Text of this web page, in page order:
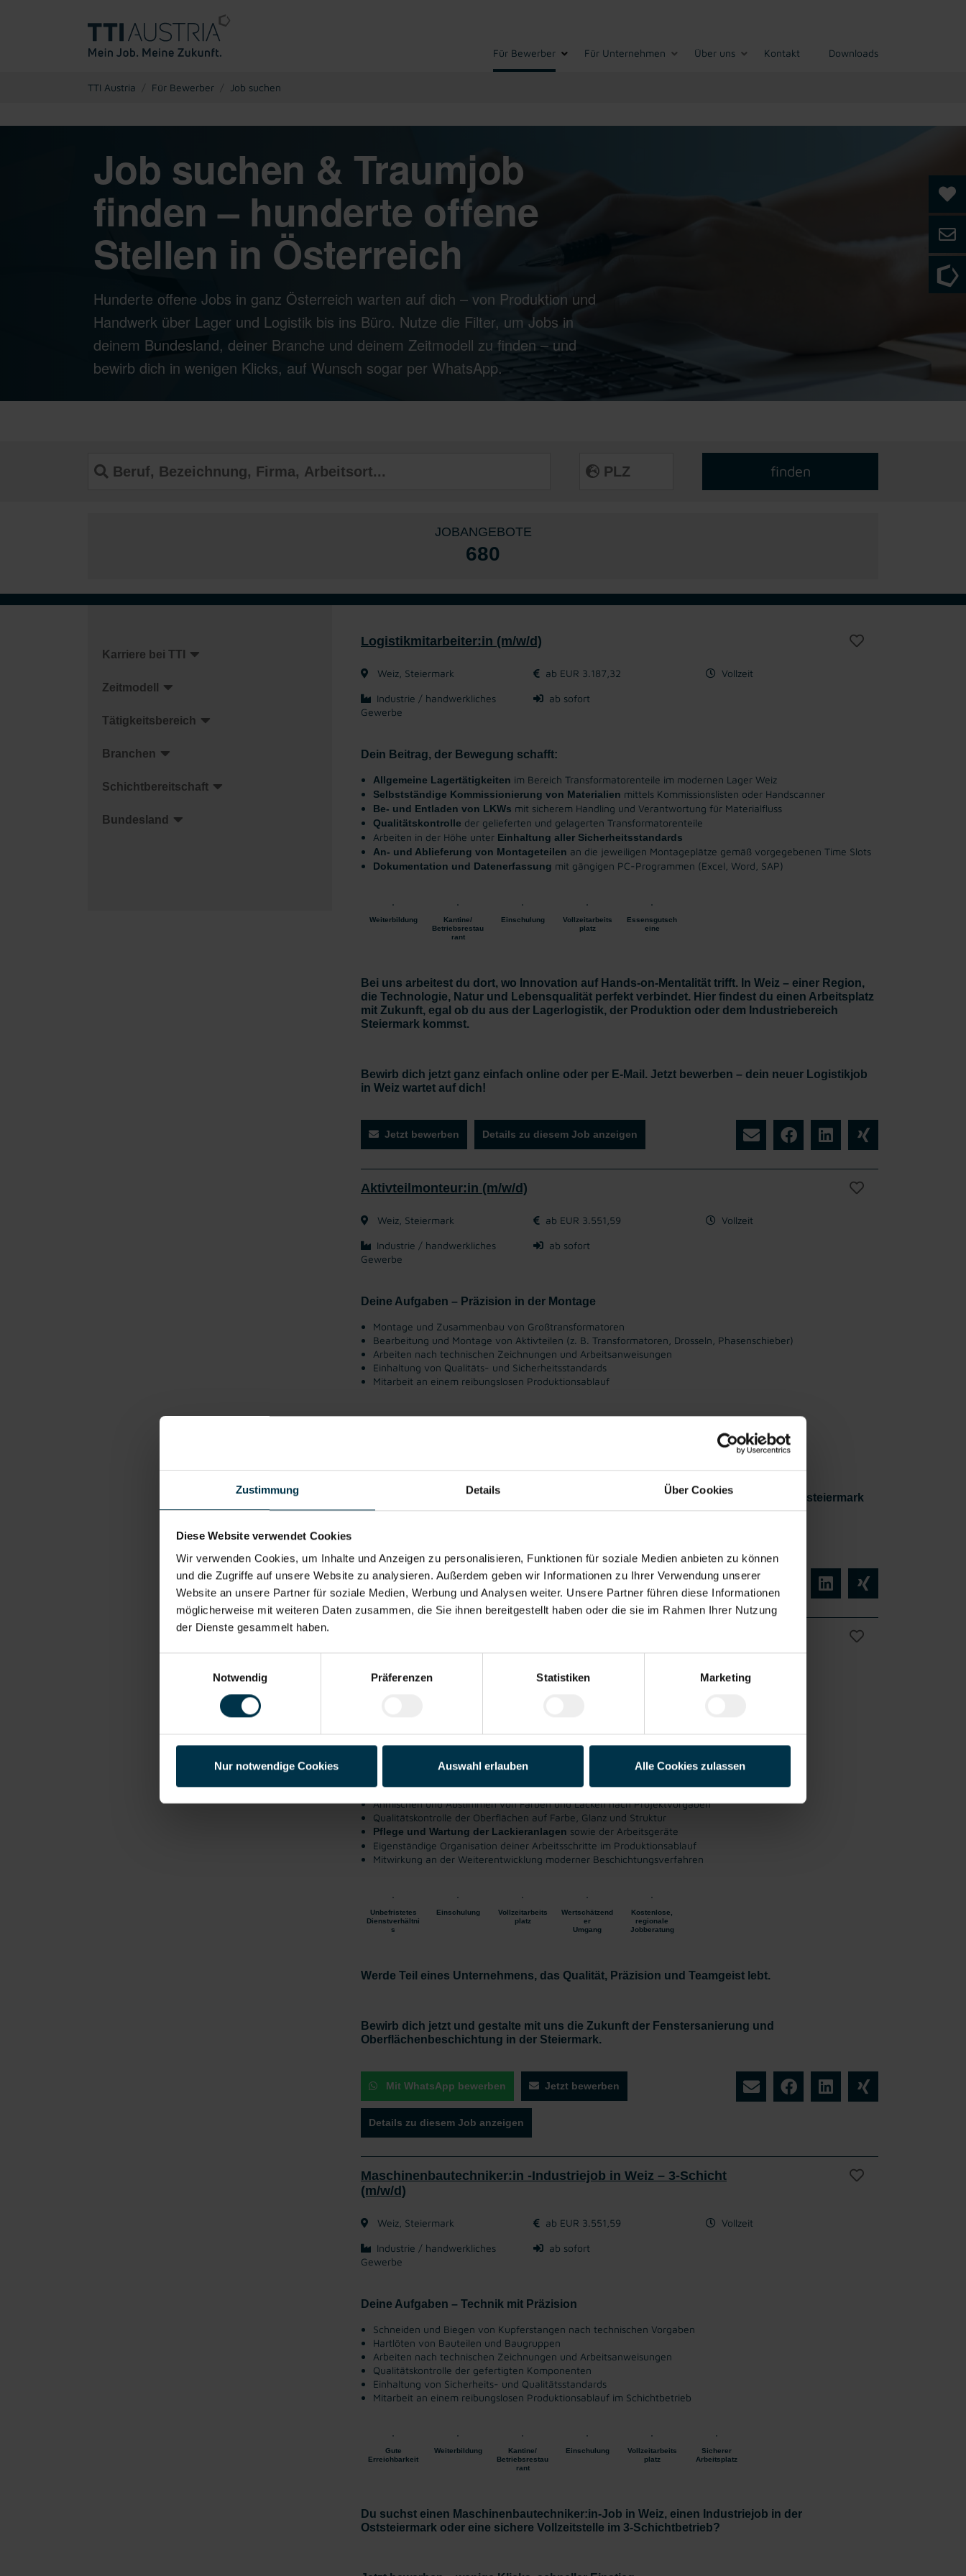
Zustimmung Details Über Cookies
Diese Website verwendet Cookies
Wir verwenden Cookies, um Inhalte und Anzeigen zu personalisieren, Funktionen für soziale Medien anbieten zu können
und die Zugriffe auf unsere Website zu analysieren. Außerdem geben wir Informationen zu Ihrer Verwendung unserer
Website an unsere Partner für soziale Medien, Werbung und Analysen weiter. Unsere Partner führen diese Informationen
möglicherweise mit weiteren Daten zusammen, die Sie ihnen bereitgestellt haben oder die sie im Rahmen Ihrer Nutzung
der Dienste gesammelt haben.
Notwendig
Präferenzen Statistiken Marketing
Nur notwendige Cookies Auswahl erlauben Alle Cookies zulassen
Für Bewerber Für Unternehmen Über uns Kontakt Downloads
TTI Austria Für Bewerber Job suchen
Job suchen & Traumjob
finden – hunderte offene
Stellen in Österreich
Hunderte offene Jobs in ganz Österreich warten auf dich – von Produktion und
Handwerk über Lager und Logistik bis ins Büro. Nutze die Filter, um Jobs in
deinem Bundesland, deiner Branche und deinem Zeitmodell zu finden – und
bewirb dich in wenigen Klicks, auf Wunsch sogar per WhatsApp.
JOBANGEBOTE
680
Karriere bei TTI
Zeitmodell
Tätigkeitsbereich
Branchen
Schichtbereitschaft
Bundesland
Logistikmitarbeiter:in (m/w/d)
Weiz, Steiermark ab EUR 3.187,32 Vollzeit
Industrie / handwerkliches
Gewerbe
ab sofort
Dein Beitrag, der Bewegung schafft:
Allgemeine Lagertätigkeiten im Bereich Transformatorenteile im modernen Lager Weiz
Selbstständige Kommissionierung von Materialien mittels Kommissionslisten oder Handscanner
Be- und Entladen von LKWs mit sicherem Handling und Verantwortung für Materialfluss
Qualitätskontrolle der gelieferten und gelagerten Transformatorenteile
Arbeiten in der Höhe unter Einhaltung aller Sicherheitsstandards
An- und Ablieferung von Montageteilen an die jeweiligen Montageplätze gemäß vorgegebenen Time Slots
Dokumentation und Datenerfassung mit gängigen PC-Programmen (Excel, Word, SAP)
Weiterbildung
Kantine/
Betriebsrestau
rant
Einschulung
Vollzeitarbeits
platz
Essensgutsch
eine
Bei uns arbeitest du dort, wo Innovation auf Hands-on-Mentalität trifft. In Weiz – einer Region,
die Technologie, Natur und Lebensqualität perfekt verbindet. Hier findest du einen Arbeitsplatz
mit Zukunft, egal ob du aus der Lagerlogistik, der Produktion oder dem Industriebereich
Steiermark kommst.
Bewirb dich jetzt ganz einfach online oder per E-Mail. Jetzt bewerben – dein neuer Logistikjob
in Weiz wartet auf dich!
Jetzt bewerben Details zu diesem Job anzeigen
Aktivteilmonteur:in (m/w/d)
Weiz, Steiermark ab EUR 3.551,59 Vollzeit
Industrie / handwerkliches
Gewerbe
ab sofort
Deine Aufgaben – Präzision in der Montage
Montage und Zusammenbau von Großtransformatoren
Bearbeitung und Montage von Aktivteilen (z. B. Transformatoren, Drosseln, Phasenschieber)
Arbeiten nach technischen Zeichnungen und Arbeitsanweisungen
Einhaltung von Qualitäts- und Sicherheitsstandards
Mitarbeit an einem reibungslosen Produktionsablauf
Montagejob in Gleisdorf Umgebung , einenIndustriejob in der Oststeiermark
oder einesichere Vollzeitstelle mit Zukunft?
Jetzt bewerben Details zu diesem Job anzeigen
Dein Beitrag, der Glanz verleiht:
Vorbereitung der Werkstücke(Schleifen, Grundieren, Reinigen)
Anmischen und Abstimmen von Farben und Lacken nach Projektvorgaben
Qualitätskontrolle der Oberflächen auf Farbe, Glanz und Struktur
Pflege und Wartung der Lackieranlagen sowie der Arbeitsgeräte
Eigenständige Organisation deiner Arbeitsschritte im Produktionsablauf
Mitwirkung an der Weiterentwicklung moderner Beschichtungsverfahren
Unbefristetes
Dienstverhältni
s
Einschulung
Vollzeitarbeits
platz
Wertschätzend
er
Umgang
Kostenlose,
regionale
Jobberatung
Werde Teil eines Unternehmens, das Qualität, Präzision und Teamgeist lebt.
Bewirb dich jetzt und gestalte mit uns die Zukunft der Fenstersanierung und
Oberflächenbeschichtung in der Steiermark.
Mit WhatsApp bewerben Jetzt bewerben
Details zu diesem Job anzeigen
Maschinenbautechniker:in -Industriejob in Weiz – 3-Schicht
(m/w/d)
Weiz, Steiermark ab EUR 3.551,59 Vollzeit
Industrie / handwerkliches
Gewerbe
ab sofort
Deine Aufgaben – Technik mit Präzision
Schneiden und Biegen von Kupferstangen nach technischen Vorgaben
Hartlöten von Bauteilen und Baugruppen
Arbeiten nach technischen Zeichnungen und Arbeitsanweisungen
Qualitätskontrolle der gefertigten Komponenten
Einhaltung von Sicherheits- und Qualitätsstandards
Mitarbeit an einem reibungslosen Produktionsablauf im Schichtbetrieb
Gute
Erreichbarkeit
Weiterbildung
Kantine/
Betriebsrestau
rant
Einschulung
Vollzeitarbeits
platz
Sicherer
Arbeitsplatz
Du suchst einen Maschinenbautechniker:in-Job in Weiz, einen Industriejob in der
Oststeiermark oder eine sichere Vollzeitstelle im 3-Schichtbetrieb?